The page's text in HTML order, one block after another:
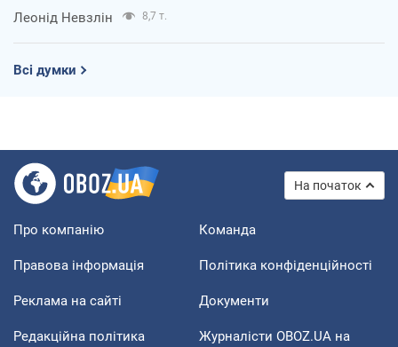
Леонід Невзлін 8,7 т.
Всі думки
На початок
Про компанію Команда
Правова інформація Політика конфіденційності
Реклама на сайті Документи
Редакційна політика
Журналісти OBOZ.UA на